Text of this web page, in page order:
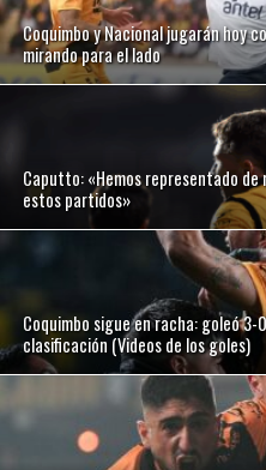
Coquimbo y Nacional jugarán hoy
mirando para el lado
Caputto: «Hemos representado de
estos partidos»
Coquimbo sigue en racha: goleó 3-
clasificación (Videos de los goles)